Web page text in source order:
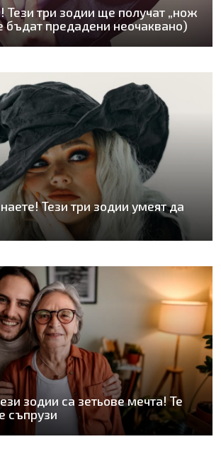
Тези три зодии ще получат „нож
бъдат предадени неочаквано)
Тези три зодии умеят да
зодии са зетьове мечта! Те
съпрузи